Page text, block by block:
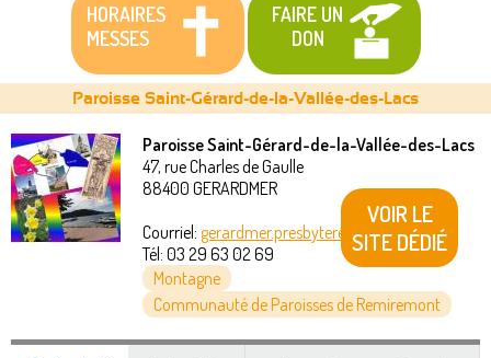
HORAIRES
MESSES
FAIRE UN
DON
Vous
êtes
Paroisse Saint-Gérard-de-la-Vallée-des-Lacs
Paroisse Saint-Gérard-de-la-Vallée-des-Lacs
47, rue Charles de Gaulle
88400 GERARDMER
Courriel: gerardmer.presbytere@akeonet.com
Tél: 03 29 63 02 69
Montagne
Communauté de Paroisses de Remiremont
VOIR LE
SITE DÉDIÉ